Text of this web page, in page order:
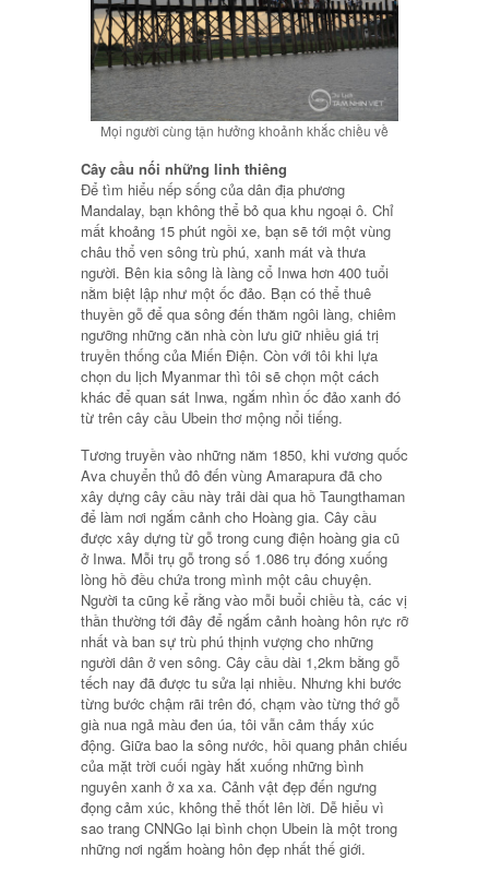
Mọi người cùng tận hưởng khoảnh khắc chiều về
Cây cầu nối những linh thiêng
Để tìm hiểu nếp sống của dân địa phương
Mandalay, bạn không thể bỏ qua khu ngoại ô. Chỉ
mất khoảng 15 phút ngồi xe, bạn sẽ tới một vùng
châu thổ ven sông trù phú, xanh mát và thưa
người. Bên kia sông là làng cổ Inwa hơn 400 tuổi
nằm biệt lập như một ốc đảo. Bạn có thể thuê
thuyền gỗ để qua sông đến thăm ngôi làng, chiêm
ngưỡng những căn nhà còn lưu giữ nhiều giá trị
truyền thống của Miến Điện. Còn với tôi khi lựa
chọn du lịch Myanmar thì tôi sẽ chọn một cách
khác để quan sát Inwa, ngắm nhìn ốc đảo xanh đó
từ trên cây cầu Ubein thơ mộng nổi tiếng.
Tương truyền vào những năm 1850, khi vương quốc
Ava chuyển thủ đô đến vùng Amarapura đã cho
xây dựng cây cầu này trải dài qua hồ Taungthaman
để làm nơi ngắm cảnh cho Hoàng gia. Cây cầu
được xây dựng từ gỗ trong cung điện hoàng gia cũ
ở Inwa. Mỗi trụ gỗ trong số 1.086 trụ đóng xuống
lòng hồ đều chứa trong mình một câu chuyện.
Người ta cũng kể rằng vào mỗi buổi chiều tà, các vị
thần thường tới đây để ngắm cảnh hoàng hôn rực rỡ
nhất và ban sự trù phú thịnh vượng cho những
người dân ở ven sông. Cây cầu dài 1,2km bằng gỗ
tếch nay đã được tu sửa lại nhiều. Nhưng khi bước
từng bước chậm rãi trên đó, chạm vào từng thớ gỗ
già nua ngả màu đen úa, tôi vẫn cảm thấy xúc
động. Giữa bao la sông nước, hồi quang phản chiếu
của mặt trời cuối ngày hắt xuống những bình
nguyên xanh ở xa xa. Cảnh vật đẹp đến ngưng
đọng cảm xúc, không thể thốt lên lời. Dễ hiểu vì
sao trang CNNGo lại bình chọn Ubein là một trong
những nơi ngắm hoàng hôn đẹp nhất thế giới.